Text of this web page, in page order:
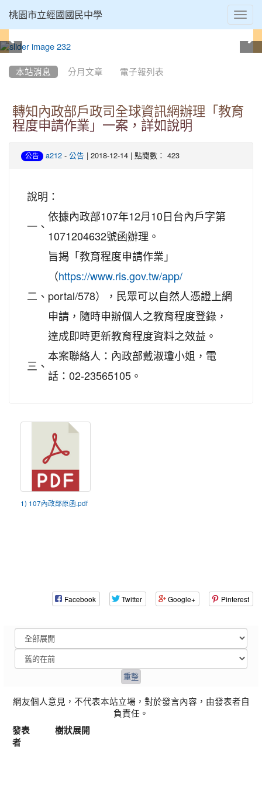
桃園市立經國國民中學
本站消息 分月文章 電子報列表
轉知內政部戶政司全球資訊網辦理「教育
程度申請作業」一案，詳如說明
公告 a212 - 公告 | 2018-12-14 | 點閱數： 423
說明：
一、
依據內政部107年12月10日台內戶字第
1071204632號函辦理。
二、
旨揭「教育程度申請作業」
（https://www.ris.gov.tw/app/
portal/578），民眾可以自然人憑證上網
申請，隨時申辦個人之教育程度登錄，
達成即時更新教育程度資料之效益。
三、
本案聯絡人：內政部戴淑瓊小姐，電
話：02-23565105。
1) 107內政部原函.pdf
Facebook Twitter Google+ Pinterest
網友個人意見，不代表本站立場，對於發言內容，由發表者自
負責任。
發表
者
樹狀展開